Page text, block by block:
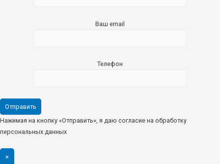
Ваш email
Телефон
Нажимая на кнопку «Отправить», я даю согласие на обработку
персональных данных
×